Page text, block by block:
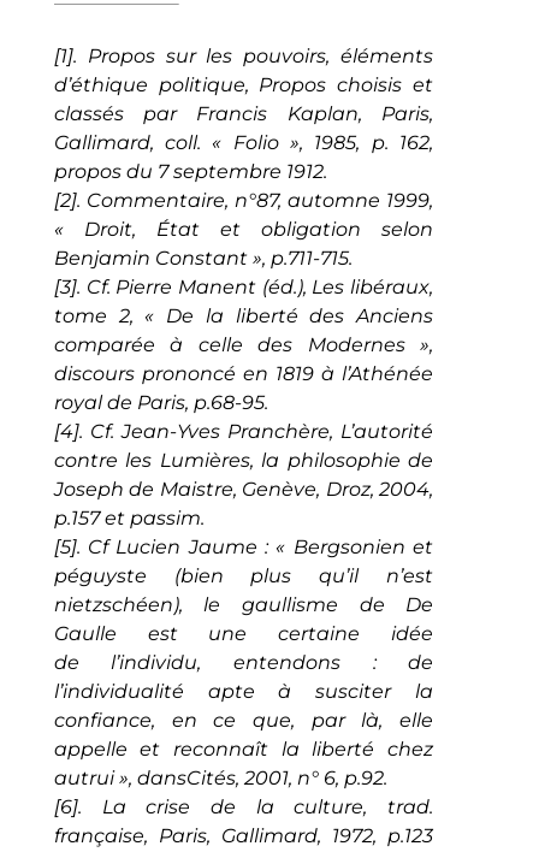
[1]. Propos sur les pouvoirs, éléments
d’éthique politique, Propos choisis et
classés par Francis Kaplan, Paris,
Gallimard, coll. « Folio », 1985, p. 162,
propos du 7 septembre 1912.
[2]. Commentaire, n°87, automne 1999,
« Droit, État et obligation selon
Benjamin Constant », p.711-715.
[3]. Cf. Pierre Manent (éd.), Les libéraux,
tome 2, « De la liberté des Anciens
comparée à celle des Modernes »,
discours prononcé en 1819 à l’Athénée
royal de Paris, p.68-95.
[4]. Cf. Jean-Yves Pranchère, L’autorité
contre les Lumières, la philosophie de
Joseph de Maistre, Genève, Droz, 2004,
p.157 et passim.
[5]. Cf Lucien Jaume : « Bergsonien et
péguyste (bien plus qu’il n’est
nietzschéen), le gaullisme de De
Gaulle est une certaine idée
de l’individu, entendons : de
l’individualité apte à susciter la
confiance, en ce que, par là, elle
appelle et reconnaît la liberté chez
autrui », dansCités, 2001, n° 6, p.92.
[6]. La crise de la culture, trad.
française, Paris, Gallimard, 1972, p.123